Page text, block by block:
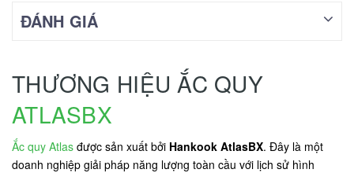
ĐÁNH GIÁ
THƯƠNG HIỆU ẮC QUY
ATLASBX
Ắc quy Atlas được sản xuất bởi Hankook AtlasBX. Đây là một
doanh nghiệp giải pháp năng lượng toàn cầu với lịch sử hình